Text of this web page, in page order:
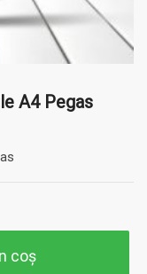
A4 Pegas
coș